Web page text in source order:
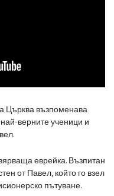
Църква възпоменава
верните ученици и
еврейка. Възпитан
от Павел, който го взел
пътуване.